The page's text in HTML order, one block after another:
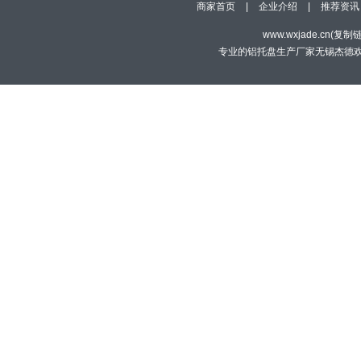
商家首页 企业介绍 推荐资讯
www.wxjade.cn(复制
专业的铝托盘生产厂家无锡杰德